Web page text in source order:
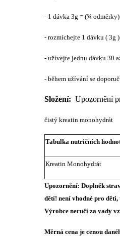
- 1 dávka 3g = (¾ odměrky)
- rozmíchejte 1 dávku ( 3g
- užívejte jednu dávku 30
- během užívání se
Složení: Upozornění
čistý kreatin monohydrát
Tabulka nutričních
Kreatin Monohydrát
Upozornění: Doplněk
dětí! není vhodné pro
Výrobce neručí za vady
Měrná cena je cenou